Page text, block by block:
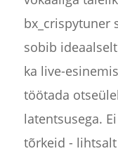
bx_crispytuner
sobib
ka live-
töötada
latentsusega.
tõrkeid -